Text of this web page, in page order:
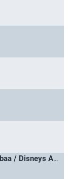
Abenteuer mit Timon und Pumbaa / Disneys Abenteuer mit Timon und Pumbaa